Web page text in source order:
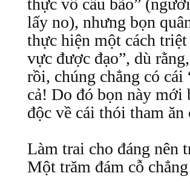
thực vô cầu bão”
lấy no), nhưng bọn
thực hiện một cách
vực được đạo”, dù
rồi, chúng chẳng có cái
cả! Do đó bọn này mới
độc về cái thói tham ăn
Làm trai cho đáng nên
Một trăm đám cỗ